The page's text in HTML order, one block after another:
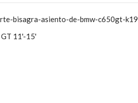
bisagra-asiento-de-bmw-c650gt-k19
11'-15'